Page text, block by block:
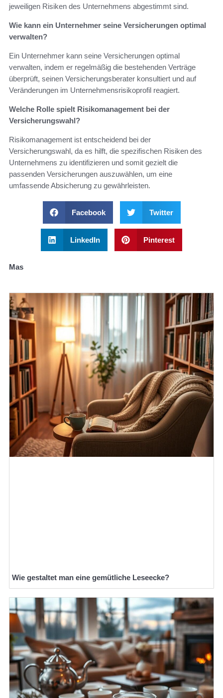
jeweiligen Risiken des Unternehmens abgestimmt sind.
Wie kann ein Unternehmer seine Versicherungen optimal
verwalten?
Ein Unternehmer kann seine Versicherungen optimal
verwalten, indem er regelmäßig die bestehenden Verträge
überprüft, seinen Versicherungsberater konsultiert und auf
Veränderungen im Unternehmensrisikoprofil reagiert.
Welche Rolle spielt Risikomanagement bei der
Versicherungswahl?
Risikomanagement ist entscheidend bei der
Versicherungswahl, da es hilft, die spezifischen Risiken des
Unternehmens zu identifizieren und somit gezielt die
passenden Versicherungen auszuwählen, um eine
umfassende Absicherung zu gewährleisten.
Facebook Twitter
LinkedIn Pinterest
Mas
Wie gestaltet man eine gemütliche Leseecke?